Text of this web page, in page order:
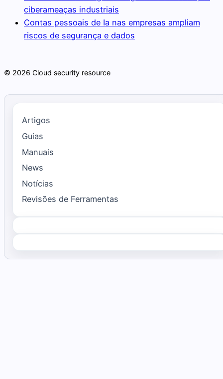
ciberameaças industriais
Contas pessoais de Ia nas empresas ampliam
riscos de segurança e dados
© 2026 Cloud security resource
Artigos
Guias
Manuais
News
Notícias
Revisões de Ferramentas